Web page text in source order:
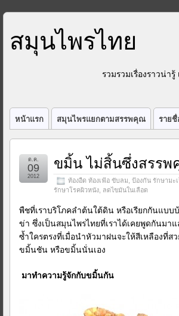
สมุนไพรไทย
รวมรวมเรื่องราวน่า
หน้าแรก สมุนไพรแยกตามสรรพคุณ ราย
ขมิ้น ไม่สิ้นซึ่งสรร
ท้องอืด ท้องเฟ้อ ขับลม ป้องกัน รักษามะเ
รักษาโรคผิวหนัง ลดไขมันในเลือด
ต.ค.
09
2012
พืชที่เราบริโภคลำต้นใต้ดิน หรือเรียกกันแบ
ข่า ซึ่งเป็นสมุนไพรไทยที่เราได้เคยพูดกันมา
ซ้ำใครตรงที่เมื่อนำหัวมาฝนจะให้สีเหลืองที่ส
ขมิ้นชัน หรือขมิ้นนั่นเอง
มาทำความรู้จักกับขมิ้นกัน